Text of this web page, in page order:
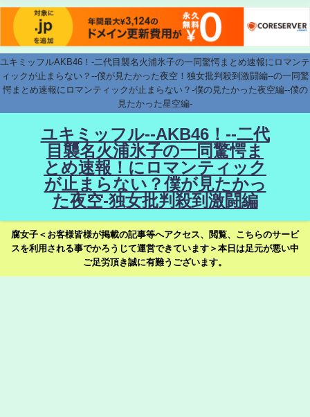
ユキミッフルAKB46！-二代目襲名火浦氷子の一同驚愕まとめ速報にロマンテ
ィックが止まらない？--僕が見たかった夜空！独女批判殺到激闘編--の一同驚
愕まとめ速報にロマンティックが止まらない？-僕の見たかった夜空編--僕の
見たかった星空編-
ユキミッフル--AKB46！--二代
目襲名火浦氷子の一同驚愕ま
とめ速報！にロマンティック
が止まらない？僕が見たかっ
た夜空-独女批判殺到激闘編
腐女子＜お客様皆様が掲載の記事等へアクセス、閲覧、こちらのサービ
スを利用される事でかろうじて運営できています＞本日は足元が悪い中
ご足労頂き誠に有難うございます。